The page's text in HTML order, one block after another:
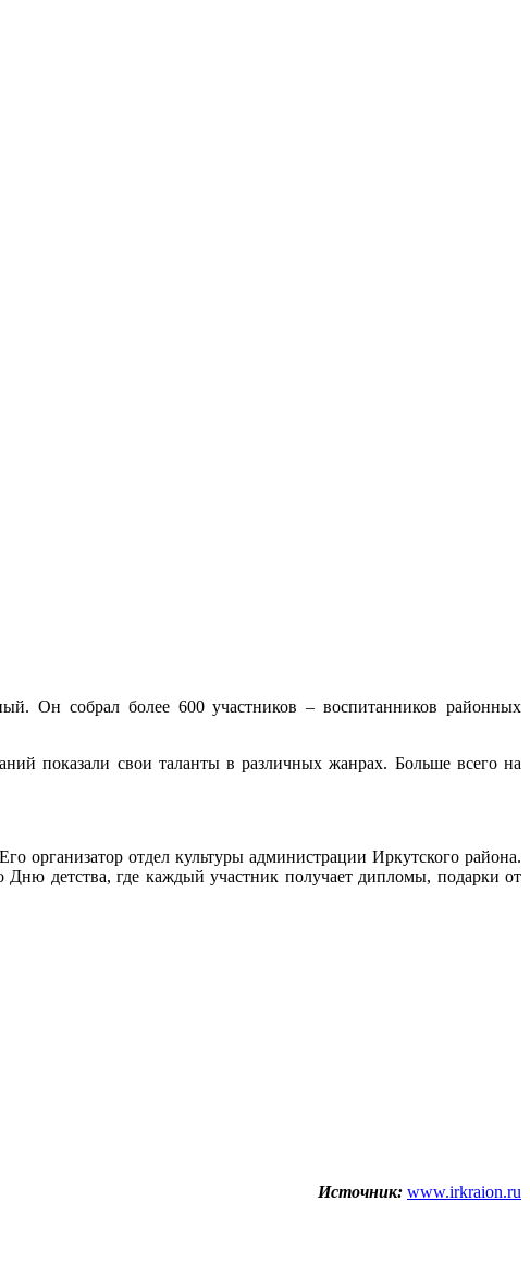
Он собрал более 600 участников – воспитанников районных
показали свои таланты в различных жанрах. Больше всего на
организатор отдел культуры администрации Иркутского района.
детства, где каждый участник получает дипломы, подарки от
Источник: www.irkraion.ru